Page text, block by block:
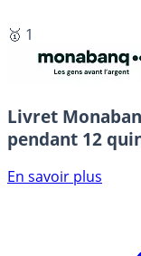
🥇 1
Livret
pendant 12
En savoir plus